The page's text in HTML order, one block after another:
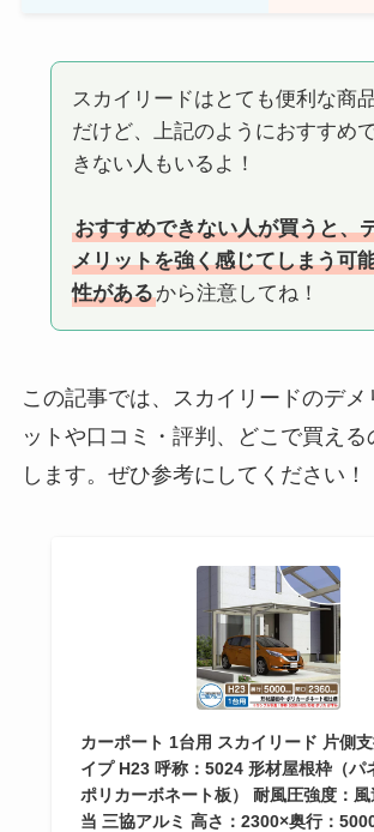
スカイリードはとても便利な商
だけど、上記のようにおすすめ
きない人もいるよ！
おすすめできない人が買うと、
メリットを強く感じてしまう可
性があるから注意してね！
この記事では、スカイリードのデメ
ットや口コミ・評判、どこで買える
します。ぜひ参考にしてください！
カーポート 1台用 スカイリード 片側
イプ H23 呼称：5024 形材屋根枠（パ
ポリカーボネート板） 耐風圧強度：
当 三協アルミ 高さ：2300×奥行：